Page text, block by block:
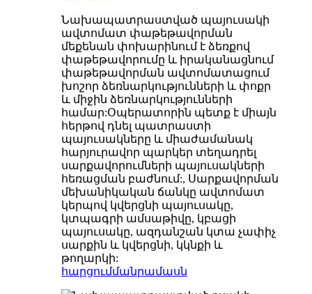
Նախապատրաստված պայուսակի
ավտոմատ փաթեթավորման
մեքենան փոխարինում է ձեռքով
փաթեթավորումը և իրականացնում
փաթեթավորման ավտոմատացում
խոշոր ձեռնարկությունների և փոքր
և միջին ձեռնարկությունների
համար:Օպերատորին պետք է միայն
հերթով դնել պատրաստի
պայուսակները և միաժամանակ
հարյուրավոր պարկեր տեղադրել
սարքավորումների պայուսակների
հեռացման բաժնում:, Սարքավորման
մեխանիկական ճանկը ավտոմատ
կերպով կվերցնի պայուսակը,
կտպագրի ամսաթիվը, կբացի
պայուսակը, ազդանշան կտա չափիչ
սարքին և կվերցնի, կկնքի և
թողարկի:
հարցումմանրամասն